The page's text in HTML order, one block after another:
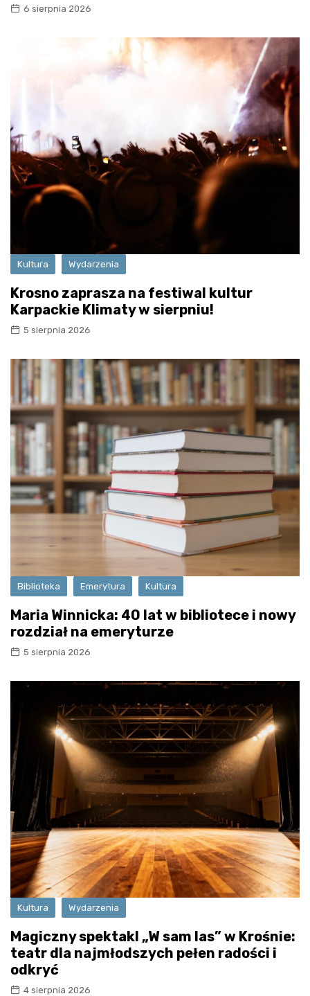
6 sierpnia 2026
Kultura Wydarzenia
Krosno zaprasza na festiwal kultur
Karpackie Klimaty w sierpniu!
5 sierpnia 2026
Biblioteka Emerytura Kultura
Maria Winnicka: 40 lat w bibliotece i nowy
rozdział na emeryturze
5 sierpnia 2026
Kultura Wydarzenia
Magiczny spektakl „W sam las” w Krośnie:
teatr dla najmłodszych pełen radości i
odkryć
4 sierpnia 2026